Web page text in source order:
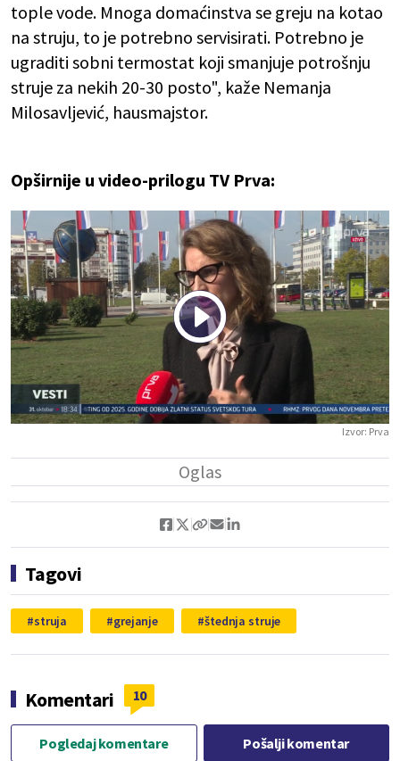
tople vode. Mnoga domaćinstva se greju na kotao
na struju, to je potrebno servisirati. Potrebno je
ugraditi sobni termostat koji smanjuje potrošnju
struje za nekih 20-30 posto", kaže Nemanja
Milosavljević, hausmajstor.
Opširnije u video-prilogu TV Prva:
Play
Izvor: Prva
Tagovi
struja grejanje štednja struje
Komentari 10
Pogledaj komentare Pošalji komentar